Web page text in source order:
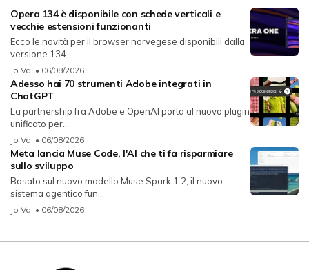
Opera 134 è disponibile con schede verticali e
vecchie estensioni funzionanti
Ecco le novità per il browser norvegese disponibili dalla
versione 134...
Jo Val • 06/08/2026
Adesso hai 70 strumenti Adobe integrati in
ChatGPT
La partnership fra Adobe e OpenAI porta al nuovo plugin
unificato per...
Jo Val • 06/08/2026
Meta lancia Muse Code, l'AI che ti fa risparmiare
sullo sviluppo
Basato sul nuovo modello Muse Spark 1.2, il nuovo
sistema agentico fun...
Jo Val • 06/08/2026